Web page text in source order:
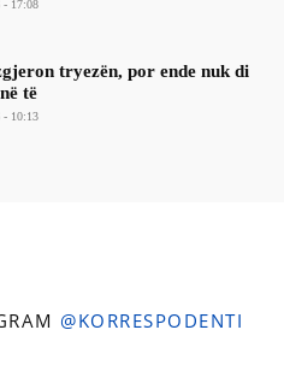
- 17:08
tryezën, por ende nuk di
të
- 10:13
@KORRESPODENTI